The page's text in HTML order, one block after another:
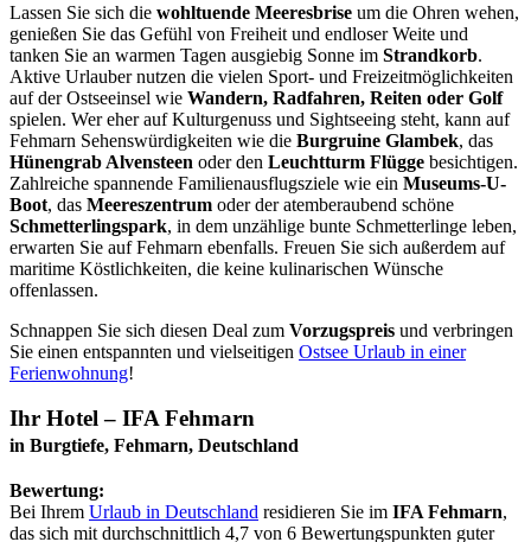
Lassen Sie sich die wohltuende Meeresbrise um die Ohren wehen,
genießen Sie das Gefühl von Freiheit und endloser Weite und
tanken Sie an warmen Tagen ausgiebig Sonne im Strandkorb.
Aktive Urlauber nutzen die vielen Sport- und Freizeitmöglichkeiten
auf der Ostseeinsel wie Wandern, Radfahren, Reiten oder Golf
spielen. Wer eher auf Kulturgenuss und Sightseeing steht, kann auf
Fehmarn Sehenswürdigkeiten wie die Burgruine Glambek, das
Hünengrab Alvensteen oder den Leuchtturm Flügge besichtigen.
Zahlreiche spannende Familienausflugsziele wie ein Museums-U-
Boot, das Meereszentrum oder der atemberaubend schöne
Schmetterlingspark, in dem unzählige bunte Schmetterlinge leben,
erwarten Sie auf Fehmarn ebenfalls. Freuen Sie sich außerdem auf
maritime Köstlichkeiten, die keine kulinarischen Wünsche
offenlassen.
Schnappen Sie sich diesen Deal zum Vorzugspreis und verbringen
Sie einen entspannten und vielseitigen Ostsee Urlaub in einer
Ferienwohnung!
Ihr Hotel – IFA Fehmarn
in Burgtiefe, Fehmarn, Deutschland
Bewertung:
Bei Ihrem Urlaub in Deutschland residieren Sie im IFA Fehmarn,
das sich mit durchschnittlich 4,7 von 6 Bewertungspunkten guter